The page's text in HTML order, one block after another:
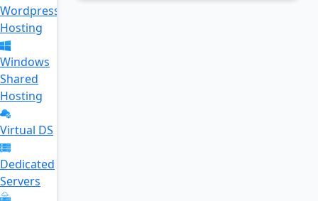
Wordpress
Hosting
Windows
Shared
Hosting
Virtual DS
Dedicated
Servers